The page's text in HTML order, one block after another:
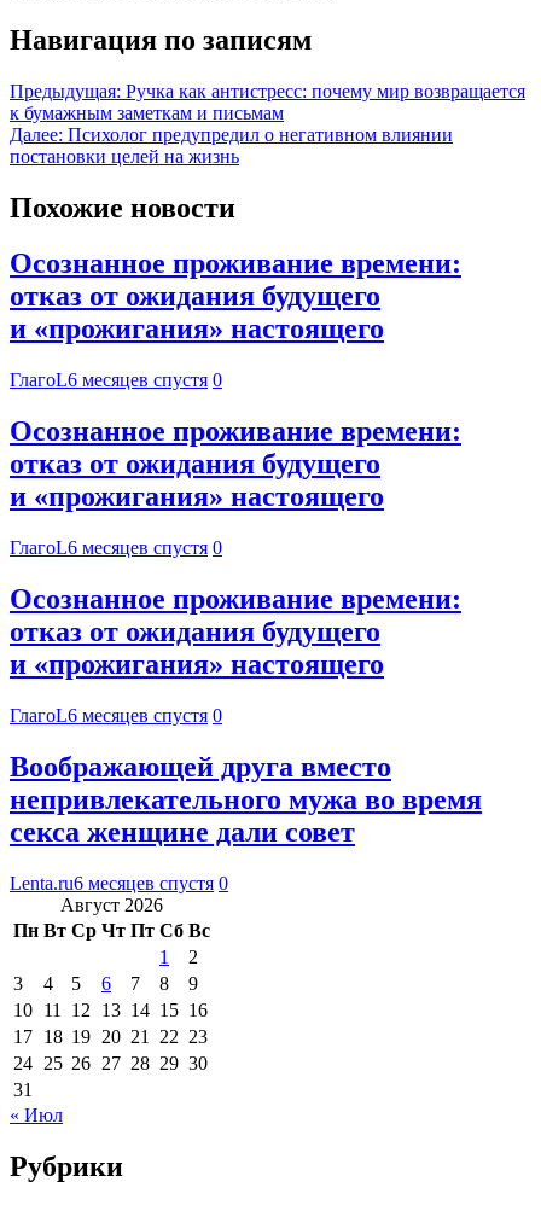
Навигация по записям
Предыдущая: Ручка как антистресс: почему мир возвращается
к бумажным заметкам и письмам
Далее: Психолог предупредил о негативном влиянии
постановки целей на жизнь
Похожие новости
Осознанное проживание времени:
отказ от ожидания будущего
и «прожигания» настоящего
ГлагоL6 месяцев спустя 0
Осознанное проживание времени:
отказ от ожидания будущего
и «прожигания» настоящего
ГлагоL6 месяцев спустя 0
Осознанное проживание времени:
отказ от ожидания будущего
и «прожигания» настоящего
ГлагоL6 месяцев спустя 0
Воображающей друга вместо
непривлекательного мужа во время
секса женщине дали совет
Lenta.ru6 месяцев спустя 0
Август 2026
Пн Вт Ср Чт Пт Сб Вс
1
2
3
4 5 6 7 8
9
10 11 12 13 14 15 16
17 18 19 20 21 22 23
24 25 26 27 28 29 30
31
« Июл
Рубрики